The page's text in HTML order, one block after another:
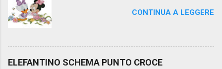
CONTINUA A LEGGERE
ELEFANTINO SCHEMA PUNTO CROCE